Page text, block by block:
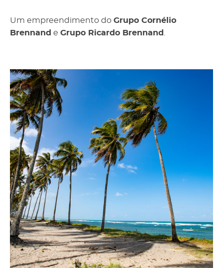
Um empreendimento do Grupo Cornélio
Brennand e Grupo Ricardo Brennand .